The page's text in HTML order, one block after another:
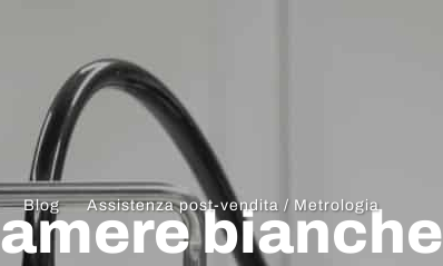
Blog Assistenza post-vendita / Metrologia
bianche